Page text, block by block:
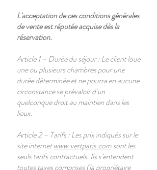
L'acceptation de ces conditions générales
de vente est réputée acquise dès la
réservation.
Article 1 – Durée du séjour : Le client loue
une ou plusieurs chambres pour une
durée déterminée et ne pourra en aucune
circonstance se prévaloir d’un
quelconque droit au maintien dans les
lieux.
Article 2 – Tarifs : Les prix indiqués sur le
site internetwww.vertparis.comsont les
seuls tarifs contractuels. Ils s’entendent
toutes taxes comprises (la propriétaire